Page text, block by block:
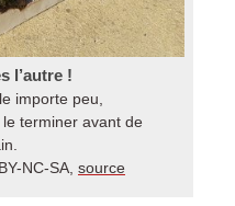
l’autre !
importe peu,
le terminer avant de
NC-SA, source